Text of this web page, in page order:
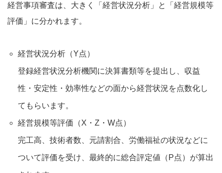
経営事項審査は、大きく「経営状況分析」と「経営規模等
評価」に分かれます。
経営状況分析（Y点）
登録経営状況分析機関に決算書類等を提出し、収益
性・安定性・効率性などの面から経営状況を点数化し
てもらいます。
経営規模等評価（X・Z・W点）
完工高、技術者数、元請割合、労働福祉の状況などに
ついて評価を受け、最終的に総合評定値（P点）が算出